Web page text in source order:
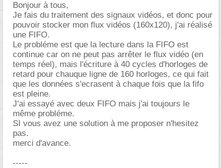
Bonjour à tous,
Je fais du traitement des signaux vidéos, et donc pour
pouvoir stocker mon flux vidéos (160x120), j'ai réalisé
une FIFO.
Le probléme est que la lecture dans la FIFO est
continue car on ne peut pas arrêter le flux vidéo (en
temps réel), mais l'écriture à 40 cycles d'horloges de
retard pour chauque ligne de 160 horloges, ce qui fait
que les données s'ecrasent à chaque fois que la fifo
est pleine.
J'ai essayé avec deux FIFO mais j'ai toujours le
même probléme.
SI vous avez une solution à me proposer n'hesitez
pas.
merci d'avance.
-----